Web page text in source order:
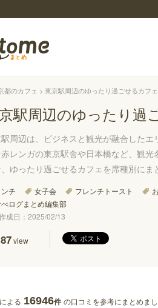
都のカフェ 東京駅周辺のゆったり過ごせるカフ
駅周辺のゆったり過
周辺は、ビジネスと観光が融合した
レンガの東京駅舎や日本橋など、観
、ゆったり過ごせるカフェを席種別にま
チ 女子会 フレンチトースト
ログまとめ編集部
成日：2025/02/13
view
よる 16946件 の口コミを参考にまとめまし